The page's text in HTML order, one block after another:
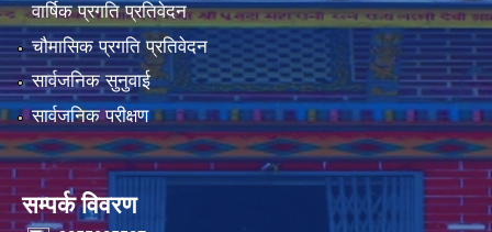
वार्षिक प्रगति प्रतिवेदन
चौमासिक प्रगति प्रतिवेदन
सार्वजनिक सुनुवाई
सार्वजनिक परीक्षण
सम्पर्क विवरण